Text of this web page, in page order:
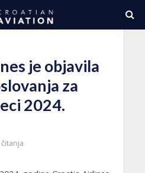
je objavila
za
2024.